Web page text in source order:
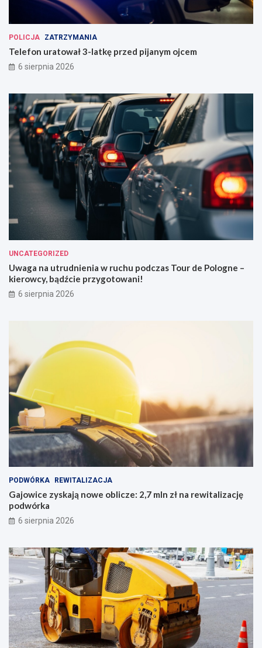
POLICJA ZATRZYMANIA
Telefon uratował 3-latkę przed pijanym ojcem
6 sierpnia 2026
UNCATEGORIZED
Uwaga na utrudnienia w ruchu podczas Tour de Pologne –
kierowcy, bądźcie przygotowani!
6 sierpnia 2026
PODWÓRKA REWITALIZACJA
Gajowice zyskają nowe oblicze: 2,7 mln zł na rewitalizację
podwórka
6 sierpnia 2026